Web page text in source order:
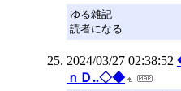
ゆる雑記
読者になる
2024/03/27 02:38:52
ｎＤ..◇◆